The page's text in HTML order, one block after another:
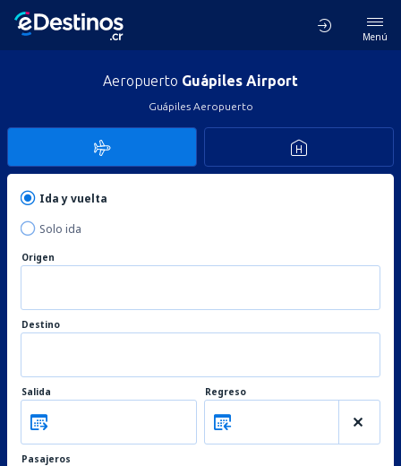
Menú
Aeropuerto Guápiles Airport
Guápiles Aeropuerto
Ida y vuelta
Solo ida
Origen
Destino
Salida Regreso
Pasajeros